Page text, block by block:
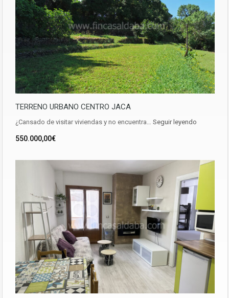
TERRENO URBANO CENTRO JACA
¿Cansado de visitar viviendas y no encuentra… Seguir leyendo
550.000,00€